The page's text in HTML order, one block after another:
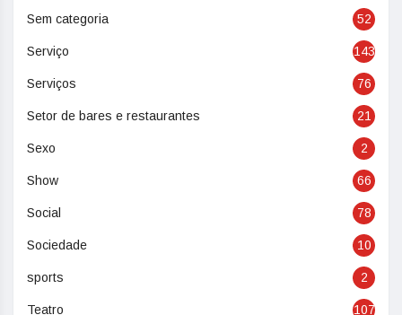
Sem categoria 52
Serviço 143
Serviços 76
Setor de bares e restaurantes 21
Sexo 2
Show 66
Social 78
Sociedade 10
sports 2
Teatro 107